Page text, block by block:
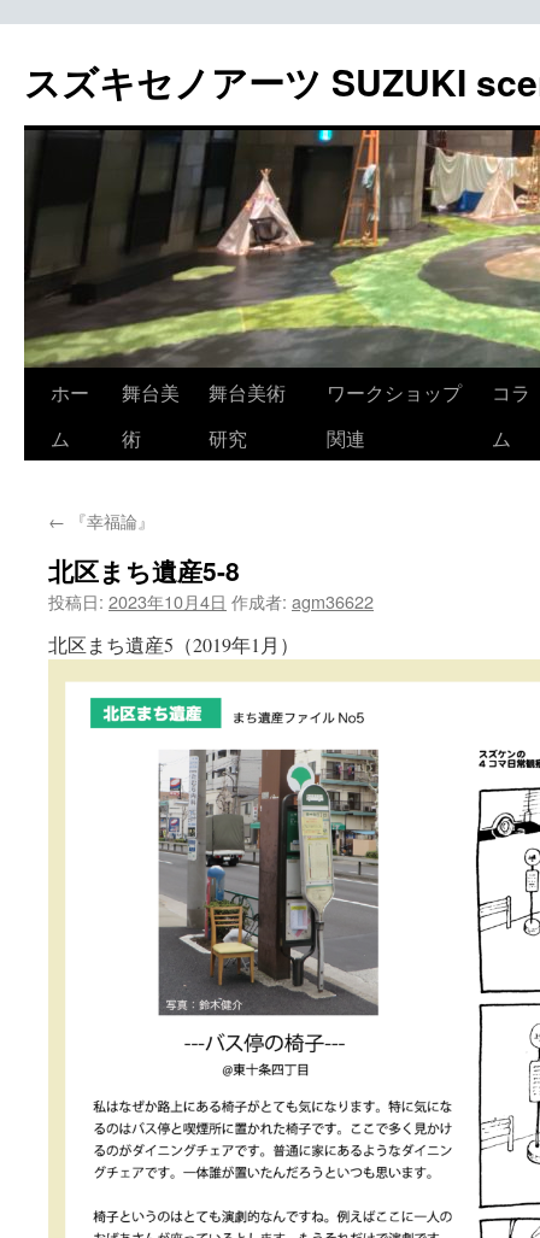
スズキセノアーツ SUZUKI
ン
ツ
へ
ス
ホー
ム
舞台美
術
舞台美術
研究
ワークショップ
関連
コラ
ム
← 『幸福論』
北区まち遺産5-8
投稿日: 2023年10月4日 作成者: agm36622
北区まち遺産5（2019年1月）